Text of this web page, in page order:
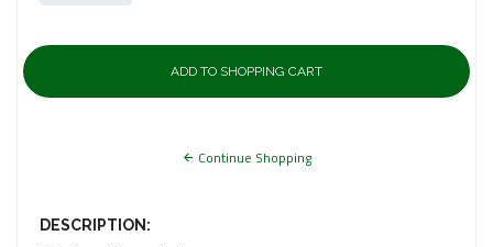
Continue Shopping
DESCRIPTION: